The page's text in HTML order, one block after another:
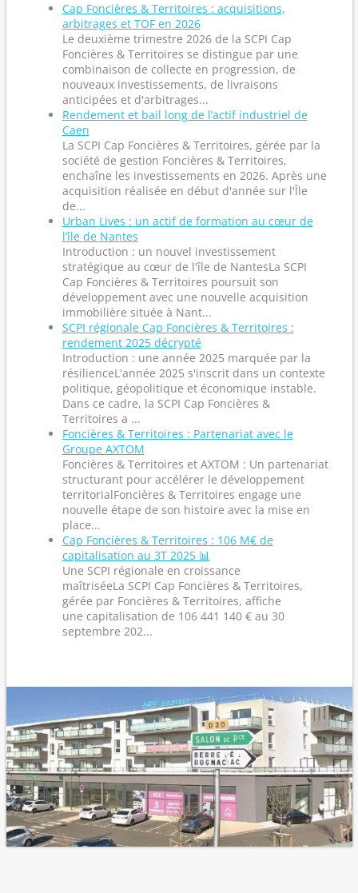
Cap Foncières & Territoires : acquisitions,
arbitrages et TOF en 2026
Le deuxième trimestre 2026 de la SCPI Cap
Foncières & Territoires se distingue par une
combinaison de collecte en progression, de
nouveaux investissements, de livraisons
anticipées et d'arbitrages...
Rendement et bail long de l’actif industriel de
Caen
La SCPI Cap Foncières & Territoires, gérée par la
société de gestion Foncières & Territoires,
enchaîne les investissements en 2026. Après une
acquisition réalisée en début d'année sur l'Île
de...
Urban Lives : un actif de formation au cœur de
l’île de Nantes
Introduction : un nouvel investissement
stratégique au cœur de l'île de NantesLa SCPI
Cap Foncières & Territoires poursuit son
développement avec une nouvelle acquisition
immobilière située à Nant...
SCPI régionale Cap Foncières & Territoires :
rendement 2025 décrypté
Introduction : une année 2025 marquée par la
résilienceL'année 2025 s'inscrit dans un contexte
politique, géopolitique et économique instable.
Dans ce cadre, la SCPI Cap Foncières &
Territoires a ...
Foncières & Territoires : Partenariat avec le
Groupe AXTOM
Foncières & Territoires et AXTOM : Un partenariat
structurant pour accélérer le développement
territorialFoncières & Territoires engage une
nouvelle étape de son histoire avec la mise en
place...
Cap Foncières & Territoires : 106 M€ de
capitalisation au 3T 2025 📊
Une SCPI régionale en croissance
maîtriséeLa SCPI Cap Foncières & Territoires,
gérée par Foncières & Territoires, affiche
une capitalisation de 106 441 140 € au 30
septembre 202...